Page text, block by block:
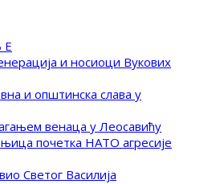
Е
и носиоци Вукових
и општинска слава у
венаца у Леосавићу
почетка НАТО агресије
Светог Василија